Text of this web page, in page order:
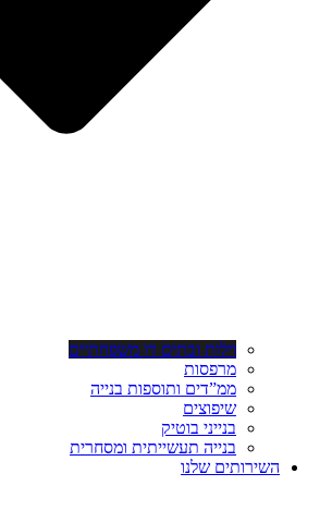
וילות ובתים דו משפחתיים
מרפסות
ממ”דים ותוספות בנייה
שיפוצים
בנייני בוטיק
בנייה תעשייתית ומסחרית
השירותים שלנו